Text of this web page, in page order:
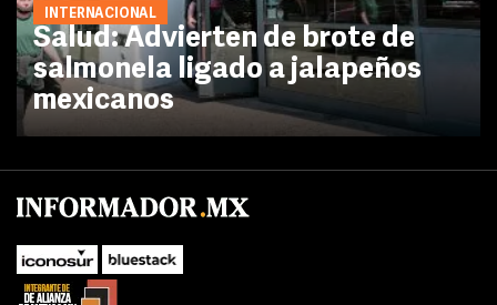
INTERNACIONAL
Salud: Advierten de brote de
salmonela ligado a jalapeños
mexicanos